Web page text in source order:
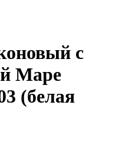
с
Mape
(белая